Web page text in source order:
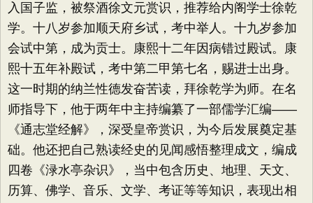
入国子监，被祭酒徐文元赏识，推荐给内阁学士徐乾
学。十八岁参加顺天府乡试，考中举人。十九岁参加
会试中第，成为贡士。康熙十二年因病错过殿试。康
熙十五年补殿试，考中第二甲第七名，赐进士出身。
这一时期的纳兰性德发奋苦读，拜徐乾学为师。在名
师指导下，他于两年中主持编纂了一部儒学汇编——
《通志堂经解》，深受皇帝赏识，为今后发展奠定基
础。他还把自己熟读经史的见闻感悟整理成文，编成
四卷《渌水亭杂识》，当中包含历史、地理、天文、
历算、佛学、音乐、文学、考证等等知识，表现出相